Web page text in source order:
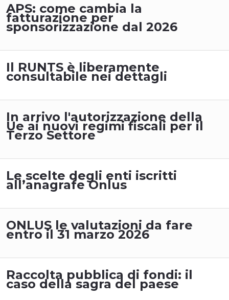
APS: come cambia la
fatturazione per
sponsorizzazione dal 2026
Il RUNTS è liberamente
consultabile nei dettagli
In arrivo l'autorizzazione della
Ue ai nuovi regimi fiscali per il
Terzo Settore
Le scelte degli enti iscritti
all’anagrafe Onlus
ONLUS le valutazioni da fare
entro il 31 marzo 2026
Raccolta pubblica di fondi: il
caso della sagra del paese